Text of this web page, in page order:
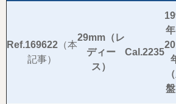
Ref.169622 （本
記事）
29mm（レ
ディー
ス）
Cal.2235
盤